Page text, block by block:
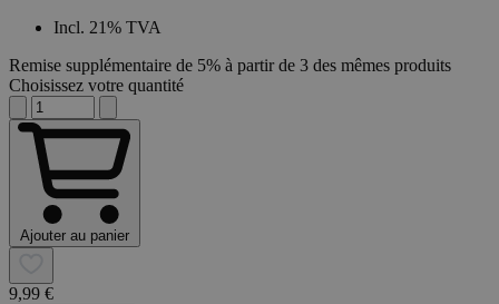
Incl. 21% TVA
Remise supplémentaire de 5% à partir de 3 des mêmes produits
Choisissez votre quantité
Ajouter au panier
9,99 €